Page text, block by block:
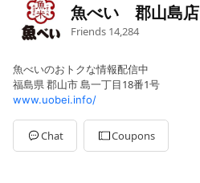
魚べい 郡山島店
Friends 14,284
魚べいのおトクな情報配信中
福島県 郡山市 島一丁目18番1号
www.uobei.info/
Chat Coupons